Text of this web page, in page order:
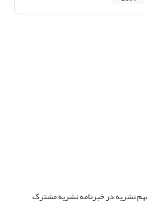
مهم نشریه در خبرنامه نشریه مشترک